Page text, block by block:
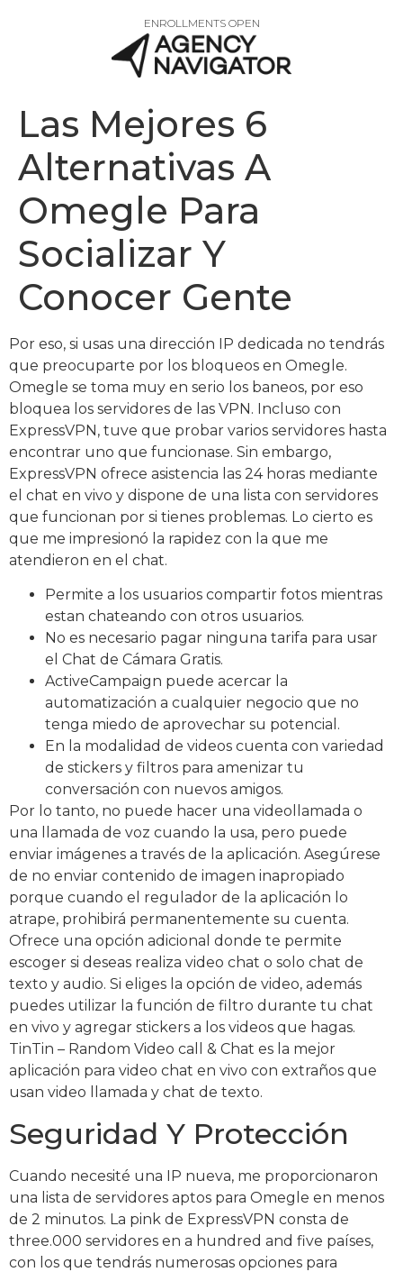
ENROLLMENTS OPEN
Las Mejores 6
Alternativas A
Omegle Para
Socializar Y
Conocer Gente
Por eso, si usas una dirección IP dedicada no tendrás
que preocuparte por los bloqueos en Omegle.
Omegle se toma muy en serio los baneos, por eso
bloquea los servidores de las VPN. Incluso con
ExpressVPN, tuve que probar varios servidores hasta
encontrar uno que funcionase. Sin embargo,
ExpressVPN ofrece asistencia las 24 horas mediante
el chat en vivo y dispone de una lista con servidores
que funcionan por si tienes problemas. Lo cierto es
que me impresionó la rapidez con la que me
atendieron en el chat.
Permite a los usuarios compartir fotos mientras
estan chateando con otros usuarios.
No es necesario pagar ninguna tarifa para usar
el Chat de Cámara Gratis.
ActiveCampaign puede acercar la
automatización a cualquier negocio que no
tenga miedo de aprovechar su potencial.
En la modalidad de videos cuenta con variedad
de stickers y filtros para amenizar tu
conversación con nuevos amigos.
Por lo tanto, no puede hacer una videollamada o
una llamada de voz cuando la usa, pero puede
enviar imágenes a través de la aplicación. Asegúrese
de no enviar contenido de imagen inapropiado
porque cuando el regulador de la aplicación lo
atrape, prohibirá permanentemente su cuenta.
Ofrece una opción adicional donde te permite
escoger si deseas realiza video chat o solo chat de
texto y audio. Si eliges la opción de video, además
puedes utilizar la función de filtro durante tu chat
en vivo y agregar stickers a los videos que hagas.
TinTin – Random Video call & Chat es la mejor
aplicación para video chat en vivo con extraños que
usan video llamada y chat de texto.
Seguridad Y Protección
Cuando necesité una IP nueva, me proporcionaron
una lista de servidores aptos para Omegle en menos
de 2 minutos. La pink de ExpressVPN consta de
three.000 servidores en a hundred and five países,
con los que tendrás numerosas opciones para